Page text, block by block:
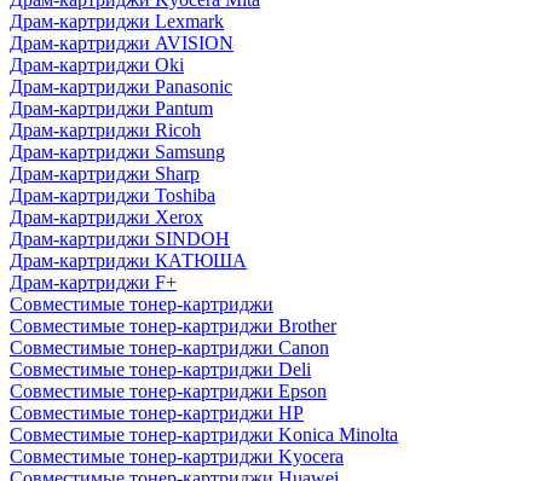
Драм-картриджи Lexmark
Драм-картриджи AVISION
Драм-картриджи Oki
Драм-картриджи Panasonic
Драм-картриджи Pantum
Драм-картриджи Ricoh
Драм-картриджи Samsung
Драм-картриджи Sharp
Драм-картриджи Toshiba
Драм-картриджи Xerox
Драм-картриджи SINDOH
Драм-картриджи КАТЮША
Драм-картриджи F+
Совместимые тонер-картриджи
Совместимые тонер-картриджи Brother
Совместимые тонер-картриджи Canon
Совместимые тонер-картриджи Deli
Совместимые тонер-картриджи Epson
Совместимые тонер-картриджи HP
Совместимые тонер-картриджи Konica Minolta
Совместимые тонер-картриджи Kyocera